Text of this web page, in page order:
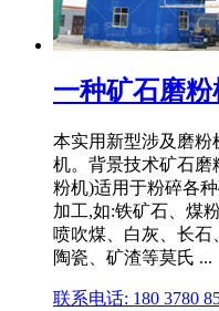
一种矿石磨
本实用新型涉及磨粉
机。背景技术矿石磨
粉机)适用于粉碎各
加工,如:铁矿石、煤
喷吹煤、白灰、长石
陶瓷、矿渣等莫氏 ...
联系电话: 180 3780